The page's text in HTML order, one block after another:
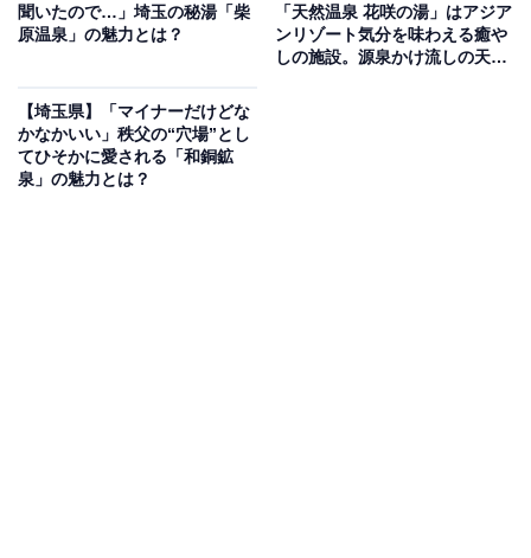
埼玉県草加市に位置する「竜泉寺の湯 草加谷塚店」は、
ナトリウム塩化物温泉の天然温泉を使った高濃度炭酸泉
や露天の「ほたるの炭酸泉」など、多彩な炭酸泉を含む
15種類のお風呂とサウナが揃うスーパー銭湯です。寝な
がらととのえる炭酸泉や超冷水風呂（10℃未満）、男性
聞いたので…」埼玉の秘湯「柴
原温泉」の魅力とは？
「天然温泉 花咲の湯」はアジア
ンリゾート気分を味わえる癒や
しの施設。源泉かけ流しの天然
【埼玉県】「マイナーだけどな
かなかいい」秩父の“穴場”とし
てひそかに愛される「和銅鉱
泉」の魅力とは？